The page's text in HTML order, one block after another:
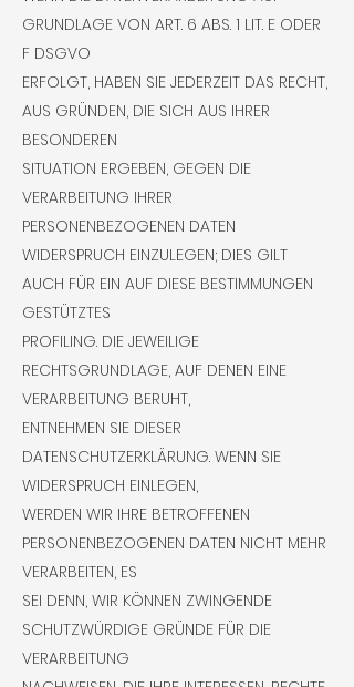
GRUNDLAGE VON ART. 6 ABS. 1 LIT. E ODER
F DSGVO
ERFOLGT, HABEN SIE JEDERZEIT DAS RECHT,
AUS GRÜNDEN, DIE SICH AUS IHRER
BESONDEREN
SITUATION ERGEBEN, GEGEN DIE
VERARBEITUNG IHRER
PERSONENBEZOGENEN DATEN
WIDERSPRUCH EINZULEGEN; DIES GILT
AUCH FÜR EIN AUF DIESE BESTIMMUNGEN
GESTÜTZTES
PROFILING. DIE JEWEILIGE
RECHTSGRUNDLAGE, AUF DENEN EINE
VERARBEITUNG BERUHT,
ENTNEHMEN SIE DIESER
DATENSCHUTZERKLÄRUNG. WENN SIE
WIDERSPRUCH EINLEGEN,
WERDEN WIR IHRE BETROFFENEN
PERSONENBEZOGENEN DATEN NICHT MEHR
VERARBEITEN, ES
SEI DENN, WIR KÖNNEN ZWINGENDE
SCHUTZWÜRDIGE GRÜNDE FÜR DIE
VERARBEITUNG